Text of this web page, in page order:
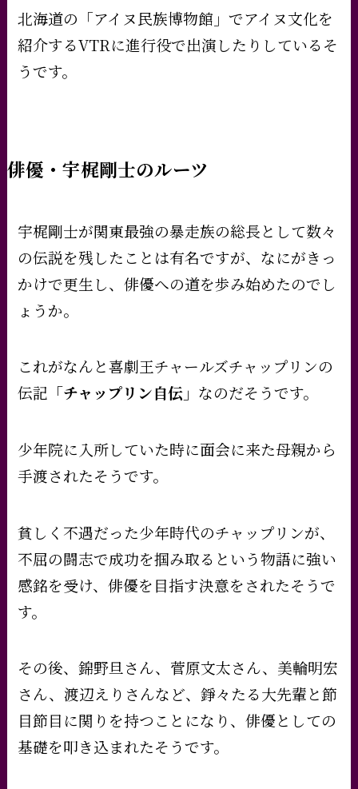
北海道の「アイヌ民族博物館」でアイヌ文化を
紹介するVTRに進行役で出演したりしているそ
うです。
俳優・宇梶剛士のルーツ
宇梶剛士が関東最強の暴走族の総長として数々
の伝説を残したことは有名ですが、なにがきっ
かけで更生し、俳優への道を歩み始めたのでし
ょうか。
これがなんと喜劇王チャールズチャップリンの
伝記 「チャップリン自伝」 なのだそうです。
少年院に入所していた時に面会に来た母親から
手渡されたそうです。
貧しく不遇だった少年時代のチャップリンが、
不屈の闘志で成功を掴み取るという物語に強い
感銘を受け、俳優を目指す決意をされたそうで
す。
その後、錦野旦さん、菅原文太さん、美輪明宏
さん、渡辺えりさんなど、錚々たる大先輩と節
目節目に関りを持つことになり、俳優としての
基礎を叩き込まれたそうです。